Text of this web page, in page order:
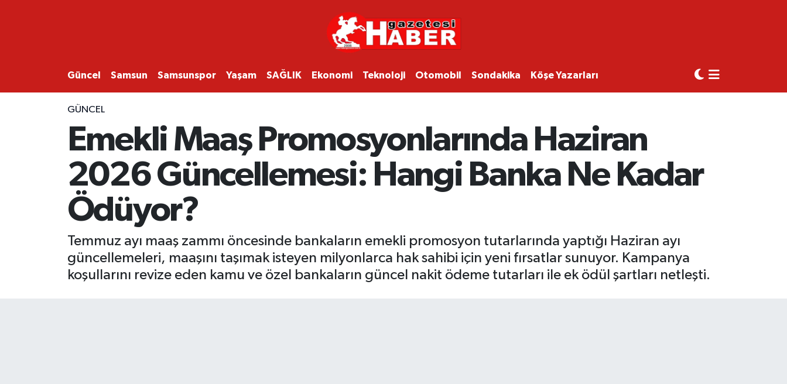
Güncel Samsun Samsunspor Yaşam SAĞLIK Ekonomi Teknoloji Otomobil Sondakika Köşe Yazarları
GÜNCEL
Emekli Maaş Promosyonlarında Haziran
2026 Güncellemesi: Hangi Banka Ne Kadar
Ödüyor?
Temmuz ayı maaş zammı öncesinde bankaların emekli promosyon tutarlarında yaptığı Haziran ayı
güncellemeleri, maaşını taşımak isteyen milyonlarca hak sahibi için yeni fırsatlar sunuyor. Kampanya
koşullarını revize eden kamu ve özel bankaların güncel nakit ödeme tutarları ile ek ödül şartları netleşti.
SAMSUN
SAMSUNSPOR
EKONOMİ